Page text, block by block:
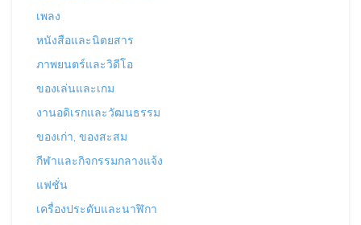
เพลง
หนังสือและนิตยสาร
ภาพยนตร์และวิดีโอ
ของเล่นและเกม
งานอดิเรกและวัฒนธรรม
ของเก่า, ของสะสม
กีฬาและกิจกรรมกลางแจ้ง
แฟชั่น
เครื่องประดับและนาฬิกา